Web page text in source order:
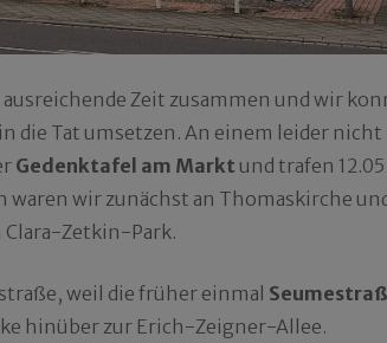
Zeit zusammen und wir
die Tat umsetzen. An einem leider nicht
Gedenktafel am Markt und trafen
waren wir zunächst an Thomaskirche
Clara-Zetkin-Park.
weil die früher einmal
hinüber zur Erich-Zeigner-Allee.